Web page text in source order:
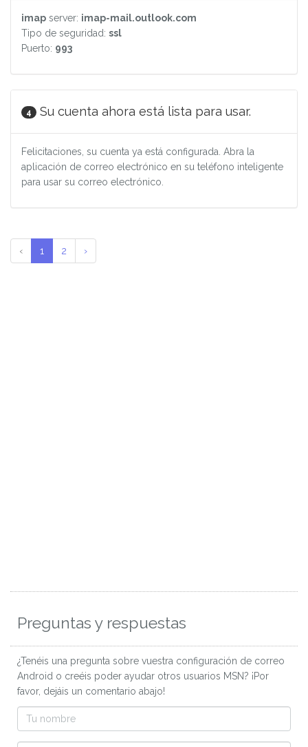
imap server: imap-mail.outlook.com
Tipo de seguridad: ssl
Puerto: 993
4 Su cuenta ahora está lista para usar.
Felicitaciones, su cuenta ya está configurada. Abra la
aplicación de correo electrónico en su teléfono inteligente
para usar su correo electrónico.
‹ 1 2 ›
Preguntas y respuestas
¿Tenéis una pregunta sobre vuestra configuración de correo
Android o creéis poder ayudar otros usuarios MSN? ¡Por
favor, dejáis un comentario abajo!